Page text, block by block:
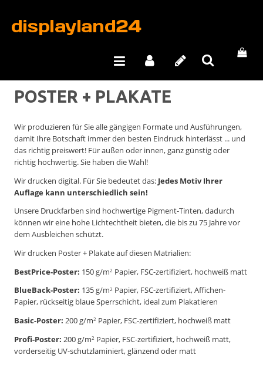
POSTER + PLAKATE
Wir produzieren für Sie alle gängigen Formate und Ausführungen,
damit Ihre Botschaft immer den besten Eindruck hinterlässt ... und
das richtig preiswert! Für außen oder innen, ganz günstig oder
richtig hochwertig. Sie haben die Wahl!
Wir drucken digital. Für Sie bedeutet das: Jedes Motiv Ihrer
Auflage kann unterschiedlich sein!
Unsere Druckfarben sind hochwertige Pigment-Tinten, dadurch
können wir eine hohe Lichtechtheit bieten, die bis zu 75 Jahre vor
dem Ausbleichen schützt.
Wir drucken Poster + Plakate auf diesen Matrialien:
BestPrice-Poster: 150 g/m2 Papier, FSC-zertifiziert, hochweiß matt
BlueBack-Poster: 135 g/m2 Papier, FSC-zertifiziert, Affichen-
Papier, rückseitig blaue Sperrschicht, ideal zum Plakatieren
Basic-Poster: 200 g/m2 Papier, FSC-zertifiziert, hochweiß matt
Profi-Poster: 200 g/m2 Papier, FSC-zertifiziert, hochweiß matt,
vorderseitig UV-schutzlaminiert, glänzend oder matt